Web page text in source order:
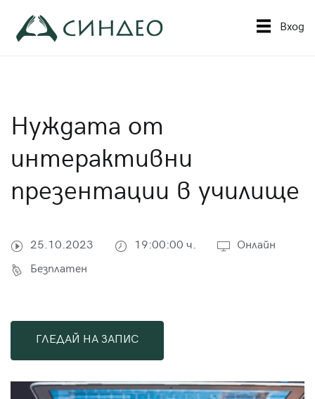
съдържанието
Вход
Нуждата от
интерактивни
презентации в училище
25.10.2023 19:00:00 ч. Онлайн
Безплатен
ГЛЕДАЙ НА ЗАПИС